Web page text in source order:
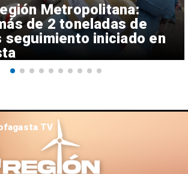
Metropolitana:
de 2 toneladas de
seguimiento iniciado en
TV